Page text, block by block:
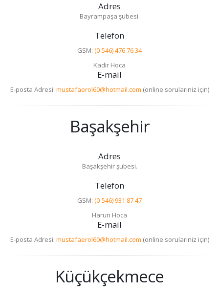
Adres
Bayrampaşa şubesi.
Telefon
GSM: (0-546) 476 76 34
Kadir Hoca
E-mail
E-posta Adresi: mustafaerol60@hotmail.com (online sorulariniz için)
Başakşehir
Adres
Başakşehir şubesi.
Telefon
GSM: (0-546) 931 87 47
Harun Hoca
E-mail
E-posta Adresi: mustafaerol60@hotmail.com (online sorulariniz için)
Küçükçekmece